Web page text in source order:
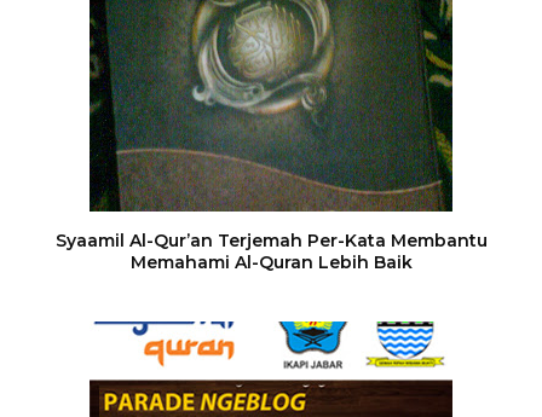
Syaamil Al-Qur’an Terjemah Per-Kata Membantu
Memahami Al-Quran Lebih Baik